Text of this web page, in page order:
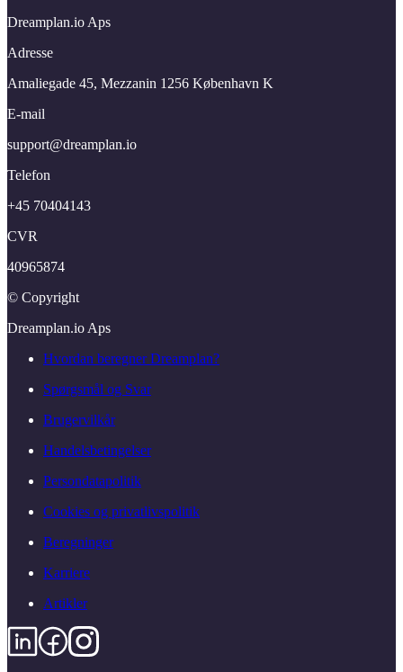
Dreamplan.io Aps
Adresse
Amaliegade 45,​ Mezzanin 1256 København K
E-mail
support@​dreamplan.​io
Telefon
+45 70404143
CVR
40965874
© Copyright
Dreamplan.​io Aps
Hvordan beregner Dreamplan?
Spørgsmål og Svar
Brugervilkår
Handelsbetingelser
Persondatapolitik
Cookies og privatlivspolitik
Beregninger
Karriere
Artikler